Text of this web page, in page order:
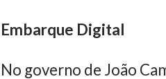
Embarque Digital
No governo de João